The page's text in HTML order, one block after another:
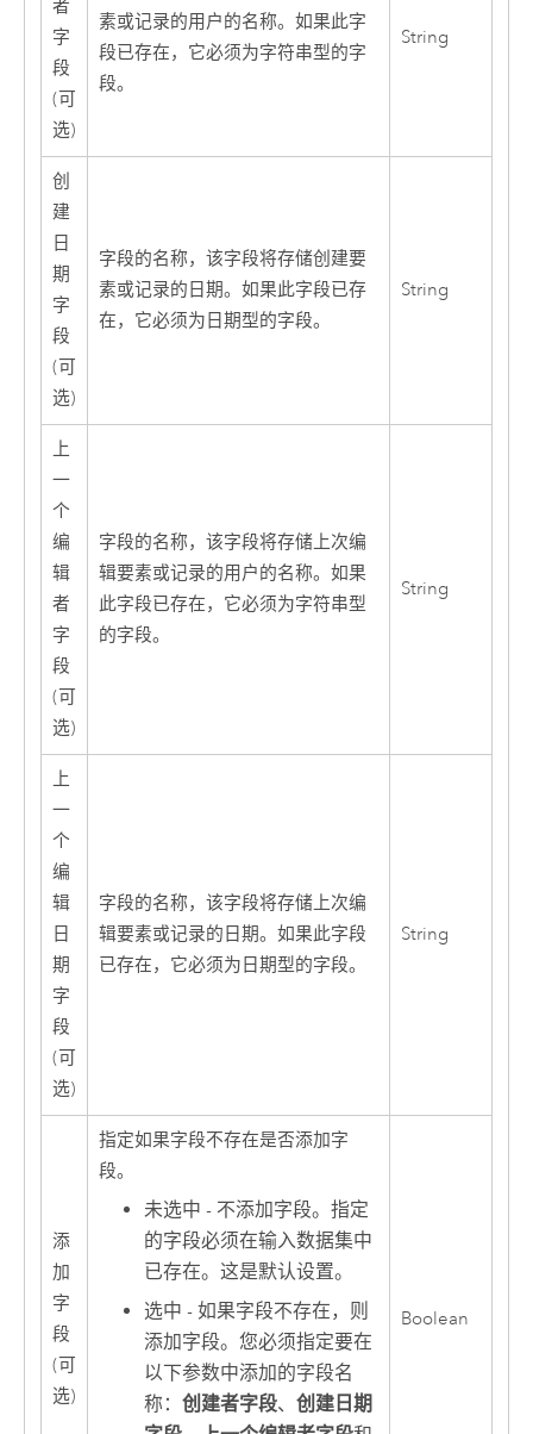
者
字
段
(可
选)
素或记录的用户的名称。如果此字
段已存在，它必须为字符串型的字
段。
String
创
建
日
期
字
段
(可
选)
字段的名称，该字段将存储创建要
素或记录的日期。如果此字段已存
在，它必须为日期型的字段。
String
上
一
个
编
辑
者
字
段
(可
选)
字段的名称，该字段将存储上次编
辑要素或记录的用户的名称。如果
此字段已存在，它必须为字符串型
的字段。
String
上
一
个
编
辑
日
期
字
段
(可
选)
字段的名称，该字段将存储上次编
辑要素或记录的日期。如果此字段
已存在，它必须为日期型的字段。
String
添
加
字
段
(可
选)
指定如果字段不存在是否添加字
段。
未选中 - 不添加字段。指定
的字段必须在输入数据集中
已存在。这是默认设置。
选中 - 如果字段不存在，则
添加字段。您必须指定要在
以下参数中添加的字段名
称：创建者字段、创建日期
Boolean